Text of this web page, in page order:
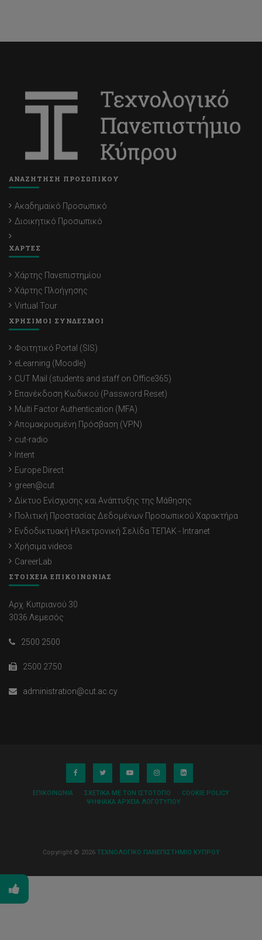
ΑΝΑΖΗΤΗΣΗ ΠΡΟΣΩΠΙΚΟΥ
Ακαδημαϊκό Προσωπικό
Διοικητικό Προσωπικό
ΧΑΡΤΕΣ
Χάρτης Πανεπιστημίου
Χάρτης Πλοήγησης
Virtual Tour
ΧΡΗΣΙΜΟΙ ΣΥΝΔΕΣΜΟΙ
Φοιτητικό Portal (SIS)
eLearning (Moodle)
CUT Mail (students and staff on Office365)
Επανέκδοση Κωδικού (Password Reset)
Multi Factor Authentication (MFA)
Απομακρυσμένη Πρόσβαση (VPN)
cut-radio
Intent
Europe Direct
green@cut
Δίκτυο Ενίσχυσης και Ανάπτυξης της Μάθησης
Πολιτική Προστασίας Δεδομένων Προσωπικού Χαρακτήρα
Ενδοδικτυακή Ηλεκτρονική Σελίδα ΤΕΠΑΚ - Intranet
Χρήσιμα videos
CareerLab
ΣΤΟΙΧΕΙΑ ΕΠΙΚΟΙΝΩΝΙΑΣ
Αρχ. Κυπριανού 30
3036 Λεμεσός
2500 2500
2500 2750
administration@cut.ac.cy
ΕΠΙΚΟΙΝΩΝΊΑ ΣΧΕΤΙΚΆ ΜΕ ΤΟΝ ΙΣΤΌΤΟΠΟ
COOKIE POLICY
ΨΗΦΙΑΚΆ ΑΡΧΕΊΑ ΛΟΓΌΤΥΠΟΥ
Copyright © 2026 ΤΕΧΝΟΛΟΓΙΚΟ ΠΑΝΕΠΙΣΤΗΜΙΟ ΚΥΠΡΟΥ